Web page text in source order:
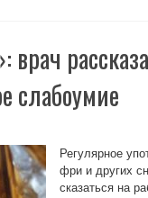
слабоумие
Регулярное
фри и других
сказаться на